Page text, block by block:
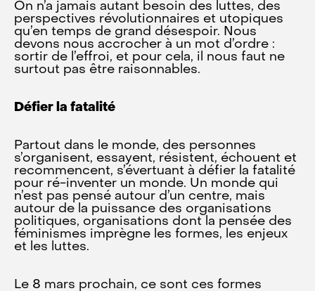
On n’a jamais autant besoin des luttes, des
perspectives révolutionnaires et utopiques
qu’en temps de grand désespoir. Nous
devons nous accrocher à un mot d’ordre :
sortir de l’effroi, et pour cela, il nous faut ne
surtout pas être raisonnables.
Défier la fatalité
Partout dans le monde, des personnes
s’organisent, essayent, résistent, échouent et
recommencent, s’évertuant à défier la fatalité
pour ré-inventer un monde. Un monde qui
n’est pas pensé autour d’un centre, mais
autour de la puissance des organisations
politiques, organisations dont la pensée des
féminismes imprègne les formes, les enjeux
et les luttes.
Le 8 mars prochain, ce sont ces formes